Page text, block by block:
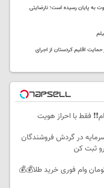
به پایان رسیده است؛ نارضایتی
حمایت اقلیم کردستان از اجرای
سرمایه در گردش فروشندگان
ثبت کن
تومان وام فوری خرید طلا💰💰